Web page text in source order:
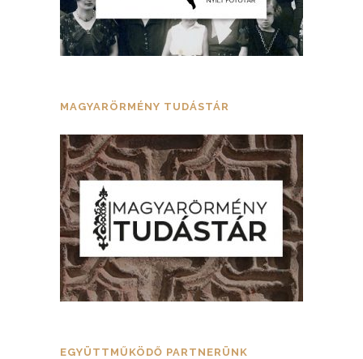
MAGYARÖRMÉNY TUDÁSTÁR
EGYÜTTMŰKÖDŐ PARTNERÜNK